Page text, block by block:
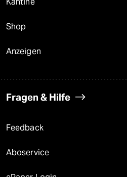
Shop
Anzeigen
Fragen & Hilfe
Feedback
Aboservice